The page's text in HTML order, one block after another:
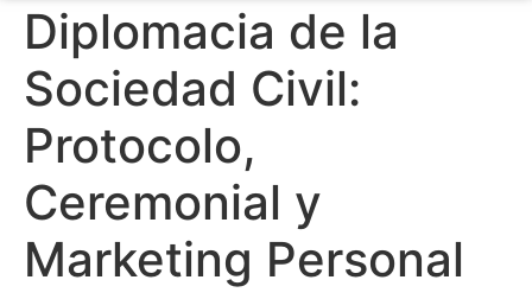
Diplomacia de la
Sociedad Civil:
Protocolo,
Ceremonial y
Marketing Personal